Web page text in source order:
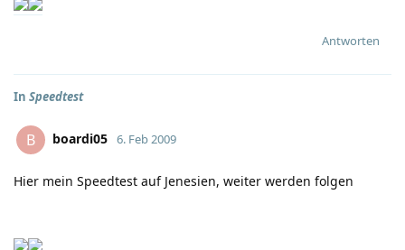
Antworten
In Speedtest
B boardi05 6. Feb 2009
Hier mein Speedtest auf Jenesien, weiter werden folgen